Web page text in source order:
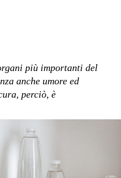
più importanti del
anche umore ed
perciò, è